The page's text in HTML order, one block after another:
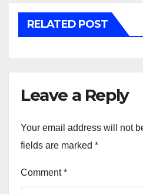
RELATED POST
Leave a Reply
Your email address will not
fields are marked *
Comment*